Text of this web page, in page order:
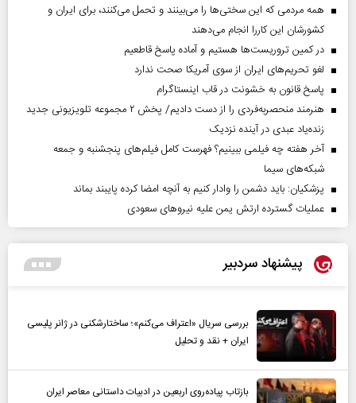
همه مردمی که این سختی‌ها را می‌بینند و تحمل می‌کنند، برای ایران و
کشورشان این کاررا انجام می‌دهند
در کمین تروریست‌ها هستیم و آماده پاسخ قاطعیم
لغو تحریم‌های ایران از سوی آمریکا صحت ندارد
پاسخ قانون به خشونت در قاب اینستاگرام
هنرمند منحصر‌به‌فردی را از دست دادیم/ پخش ۲ مجموعه تلویزیونی جدید
زنده‌یاد عبدی در آینده نزدیک
آخر هفته چه فیلمی ببینیم؟ فهرست کامل فیلم‌های پنجشنبه و جمعه
شبکه‌های سیما
پزشکیان: باید دشمن را وادار کنیم به آنچه امضا کرده پایبند بماند
عملیات گسترده ارتش یمن علیه نیروهای سعودی
پیشنهاد سردبیر
بررسی سریال «اعتراف می‌کنم»؛ ساختارشکنی در ژانر پلیسی
ایران + نقد و تحلیل
بازتاب پیاده‌روی اربعین در ادبیات داستانی معاصر ایران